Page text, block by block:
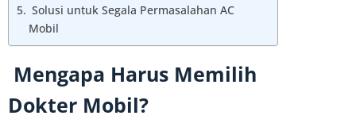
Solusi untuk Segala Permasalahan AC
Mobil
Mengapa Harus Memilih
Dokter Mobil?